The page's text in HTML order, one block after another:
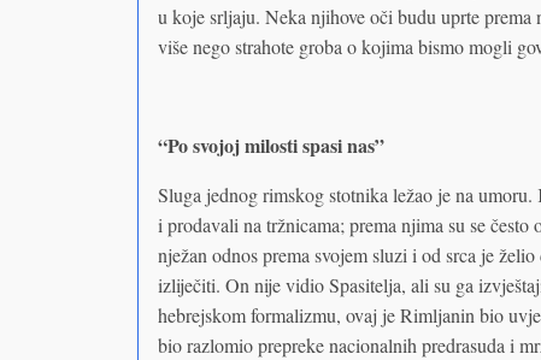
u koje srljaju. Neka njihove oči budu uprte prema
više nego strahote groba o kojima bismo mogli
“Po svojoj milosti spasi nas”
Sluga jednog rimskog stotnika ležao je na
i prodavali na tržnicama; prema njima su se
nježan odnos prema svojem sluzi i od srca je
izliječiti. On nije vidio Spasitelja, ali su ga
hebrejskom formalizmu, ovaj je Rimljanin bio
bio razlomio prepreke nacionalnih predrasuda i